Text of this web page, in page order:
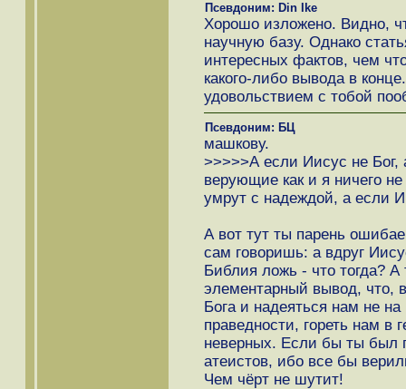
Псевдоним: Din Ike
Хорошо изложено. Видно,
научную базу. Однако
интересных фактов, чем
какого-либо вывода в
удовольствием с тобой
Псевдоним: БЦ
машкову.
>>>>>А если Иисус не
верующие как и я ничего
умрут с надеждой, а если
А вот тут ты парень
сам говоришь: а вдруг
Библия ложь - что тогда? А
элементарный вывод, что,
Бога и надеяться нам не
праведности, гореть нам в
неверных. Если бы ты был
атеистов, ибо все бы
Чем чёрт не шутит!